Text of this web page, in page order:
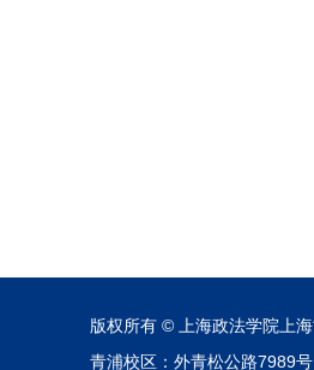
版权所有 © 上海政法学院上
青浦校区：外青松公路7989号